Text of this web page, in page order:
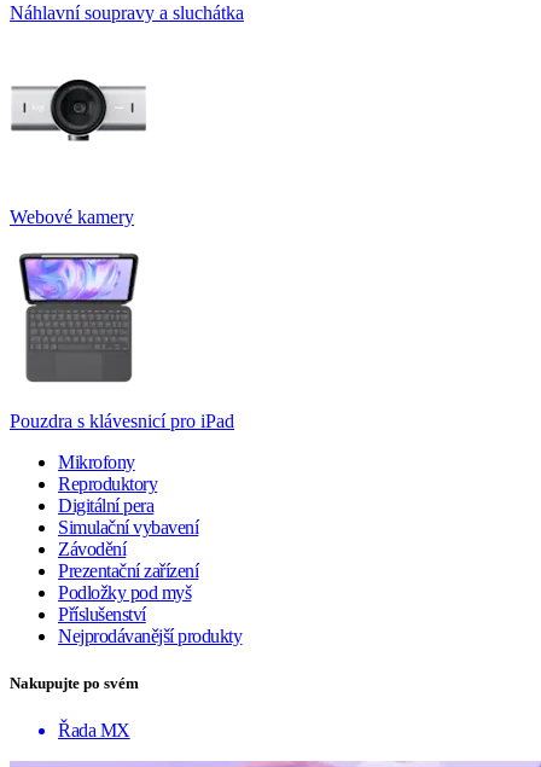
Náhlavní soupravy a sluchátka
Webové kamery
Pouzdra s klávesnicí pro iPad
Mikrofony
Reproduktory
Digitální pera
Simulační vybavení
Závodění
Prezentační zařízení
Podložky pod myš
Příslušenství
Nejprodávanější produkty
Nakupujte po svém
Řada MX